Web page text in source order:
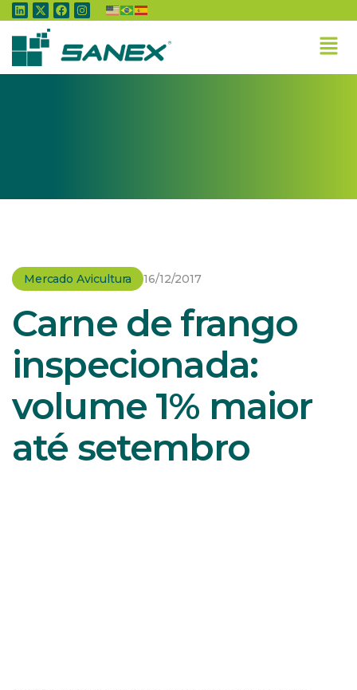
Home » Mercado Avicultura
Carne de frango inspecionada: volume 1% maior até
setembro
Mercado Avicultura 16/12/2017
Carne de frango
inspecionada:
volume 1% maior
até setembro